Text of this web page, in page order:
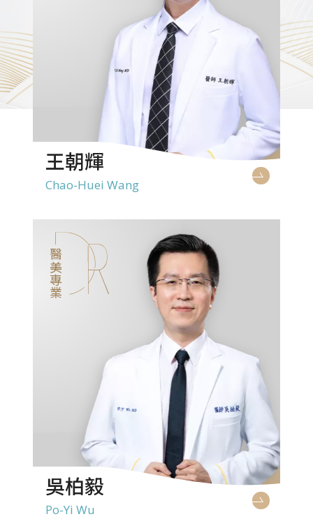
王朝輝
Chao-Huei Wang
醫美專業
吳柏毅
Po-Yi Wu